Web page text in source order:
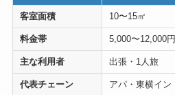
客室面積 10〜15㎡
料金帯 5,000〜12,000円
主な利用者 出張・1人旅
代表チェーン アパ・東横イン